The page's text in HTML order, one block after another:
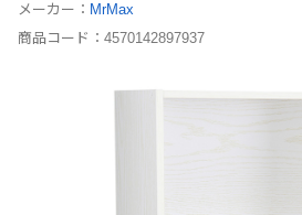
メーカー： MrMax
商品コード： 4570142897937